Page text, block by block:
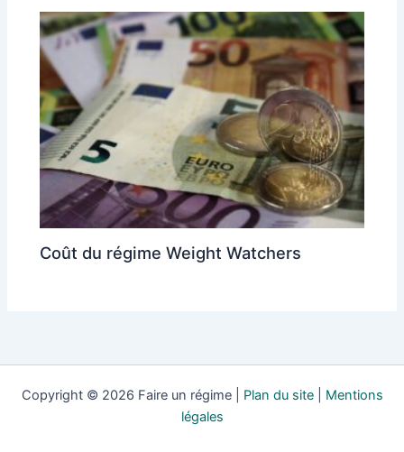
Coût du régime Weight Watchers
Copyright © 2026 Faire un régime | Plan du site| Mentions
légales